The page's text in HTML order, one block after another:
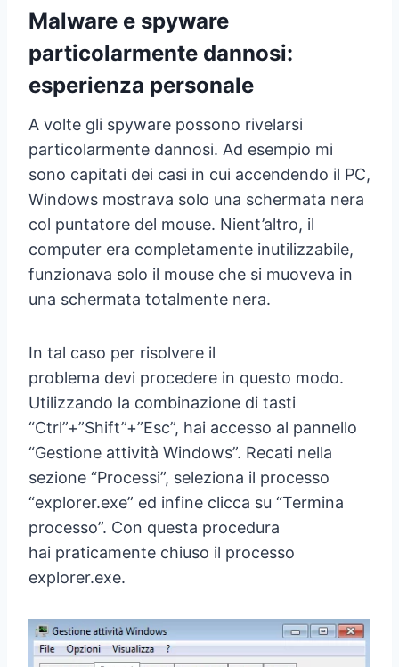
Malware e spyware
particolarmente dannosi:
esperienza personale
A volte gli spyware possono rivelarsi
particolarmente dannosi. Ad esempio mi
sono capitati dei casi in cui accendendo il PC,
Windows mostrava solo una schermata nera
col puntatore del mouse. Nient’altro, il
computer era completamente inutilizzabile,
funzionava solo il mouse che si muoveva in
una schermata totalmente nera.
In tal caso per risolvere il
problema devi procedere in questo modo.
Utilizzando la combinazione di tasti
“Ctrl”+”Shift”+”Esc”, hai accesso al pannello
“Gestione attività Windows”. Recati nella
sezione “Processi”, seleziona il processo
“explorer.exe” ed infine clicca su “Termina
processo”. Con questa procedura
hai praticamente chiuso il processo
explorer.exe.